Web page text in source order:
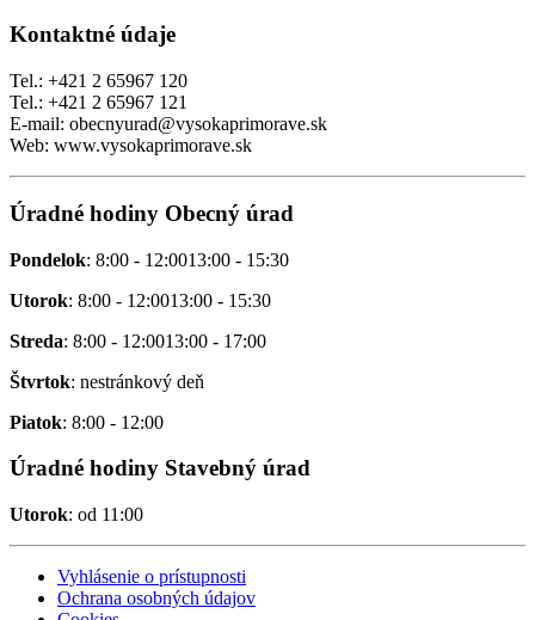
Kontaktné údaje
Tel.: +421 2 65967 120
Tel.: +421 2 65967 121
E-mail: obecnyurad@vysokaprimorave.sk
Web: www.vysokaprimorave.sk
Úradné hodiny Obecný úrad
Pondelok: 8:00 - 12:0013:00 - 15:30
Utorok: 8:00 - 12:0013:00 - 15:30
Streda: 8:00 - 12:0013:00 - 17:00
Štvrtok: nestránkový deň
Piatok: 8:00 - 12:00
Úradné hodiny Stavebný úrad
Utorok: od 11:00
Vyhlásenie o prístupnosti
Ochrana osobných údajov